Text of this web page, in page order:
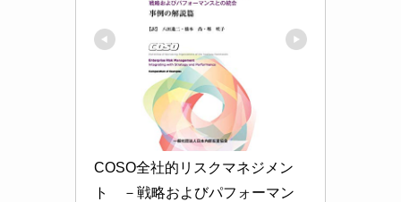
COSO全社的リスクマネジメン
ト　－戦略およびパフォーマン